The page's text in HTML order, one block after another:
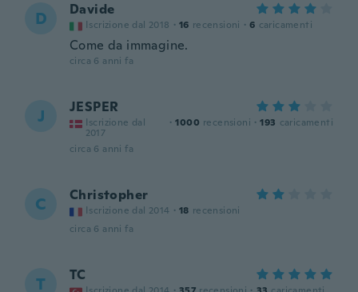
D Davide
Iscrizione dal 2018 · 16 recensioni · 6 caricamenti
Come da immagine.
circa 6 anni fa
J JESPER
Iscrizione dal
2017
· 1000 recensioni · 193 caricamenti
circa 6 anni fa
C Christopher
Iscrizione dal 2014 · 18 recensioni
circa 6 anni fa
T TC